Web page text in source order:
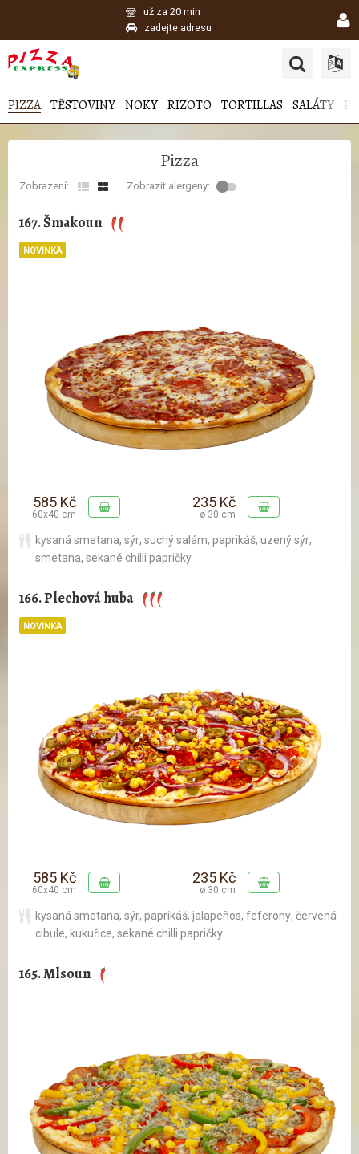
už za 20 min
zadejte adresu
PIZZA TĚSTOVINY NOKY RIZOTO TORTILLAS SALÁTY
Pizza
Zobrazení: Zobrazit alergeny:
167. Šmakoun
NOVINKA
585 Kč
60x40 cm
235 Kč
ø 30 cm
kysaná smetana, sýr, suchý salám, paprikáš, uzený sýr,
smetana, sekané chilli papričky
166. Plechová huba
NOVINKA
585 Kč
60x40 cm
235 Kč
ø 30 cm
kysaná smetana, sýr, paprikáš, jalapeños, feferony, červená
cibule, kukuřice, sekané chilli papričky
165. Mlsoun